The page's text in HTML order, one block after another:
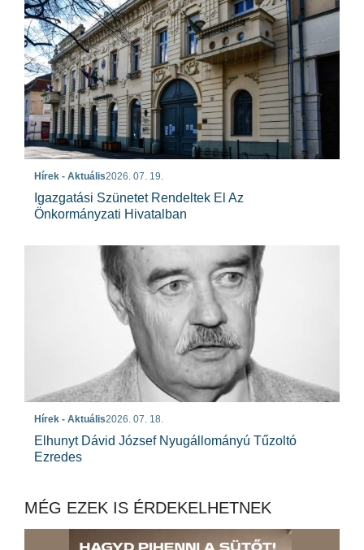
Hírek - Aktuális2026. 07. 19.
Igazgatási Szünetet Rendeltek El Az
Önkormányzati Hivatalban
Hírek - Aktuális2026. 07. 18.
Elhunyt Dávid József Nyugállományú Tűzoltó
Ezredes
MÉG EZEK IS ÉRDEKELHETNEK